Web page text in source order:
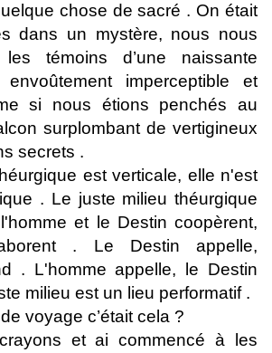
chose de sacré . On était
dans un mystère, nous nous
témoins d’une naissante
envoûtement imperceptible et
si nous étions penchés au
surplombant de vertigineux
secrets .
est verticale, elle n'est
. Le juste milieu théurgique
et le Destin coopèrent,
. Le Destin appelle,
. L'homme appelle, le Destin
milieu est un lieu performatif .
voyage c’était cela ?
et ai commencé à les